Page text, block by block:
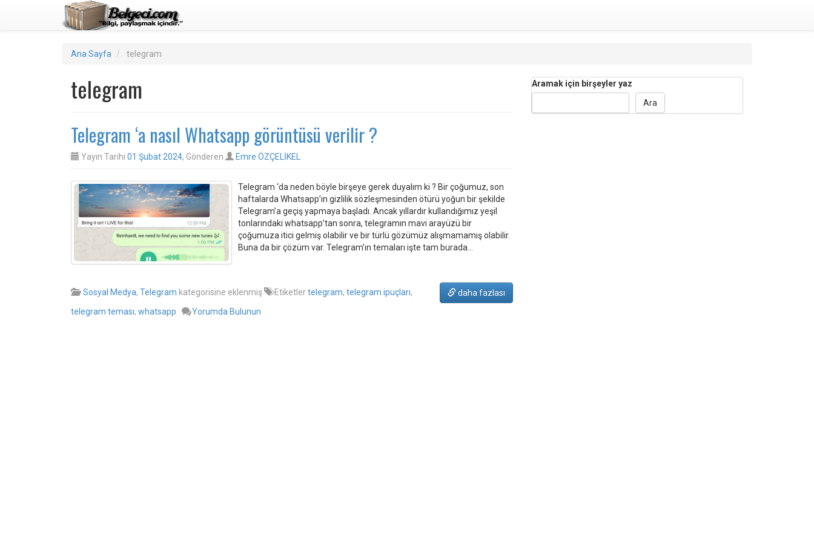
Ana Sayfa telegram
telegram
Telegram ‘a nasıl Whatsapp görüntüsü verilir ?
Yayın Tarihi 01 Şubat 2024, Gönderen Emre ÖZÇELİKEL
Telegram ‘da neden böyle birşeye gerek duyalım ki ? Bir çoğumuz, son
haftalarda Whatsapp’ın gizlilik sözleşmesinden ötürü yoğun bir şekilde
Telegram’a geçiş yapmaya başladı. Ancak yıllardır kullandığımız yeşil
tonlarındaki whatsapp’tan sonra, telegramın mavi arayüzü bir
çoğumuza itici gelmiş olabilir ve bir türlü gözümüz alışmamamış olabilir.
Buna da bir çözüm var. Telegram’ın temaları işte tam burada…
daha fazlası
Sosyal Medya, Telegram kategorisine eklenmiş Etiketlertelegram, telegram ipuçları,
telegram teması, whatsapp Yorumda Bulunun
Aramak için birşeyler yaz
Ara